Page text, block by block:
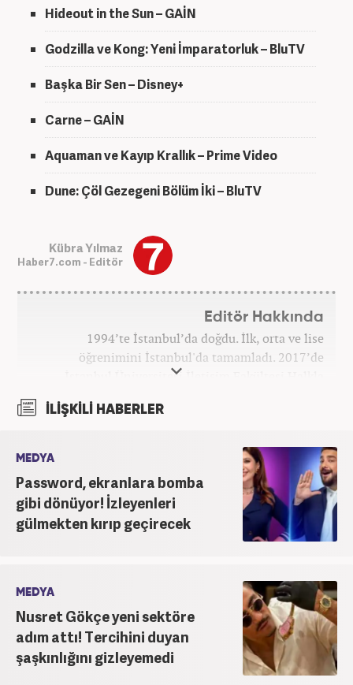
Hideout in the Sun – GAİN
Godzilla ve Kong: Yeni İmparatorluk – BluTV
Başka Bir Sen – Disney+
Carne – GAİN
Aquaman ve Kayıp Krallık – Prime Video
Dune: Çöl Gezegeni Bölüm İki – BluTV
Kübra Yılmaz
Haber7.com - Editör
Editör Hakkında
1994’te İstanbul’da doğdu. İlk, orta ve lise
öğrenimini İstanbul'da tamamladı. 2017’de
İstanbul Üniversitesi İletişim Fakültesi Halkla
2017’den beri Kanal7 Medya Grubu’na bağlı
etmektedir.
İLİŞKİLİ HABERLER
MEDYA
Password, ekranlara bomba
gibi dönüyor! İzleyenleri
gülmekten kırıp geçirecek
MEDYA
Nusret Gökçe yeni sektöre
adım attı! Tercihini duyan
şaşkınlığını gizleyemedi